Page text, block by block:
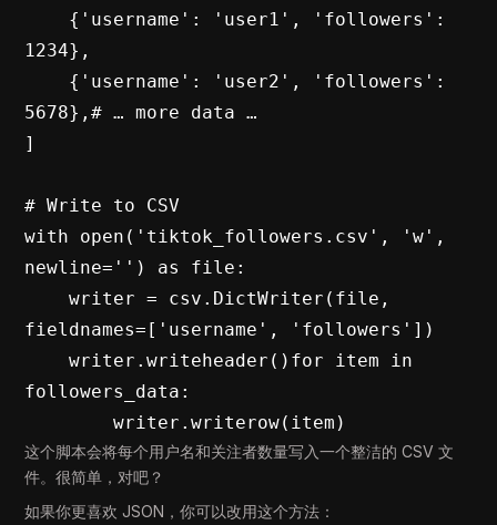
1234},
5678},# … more data …
]
# Write to CSV
with open('tiktok_followers.csv', 'w',
newline='') as file:
    writer = csv.DictWriter(file,
fieldnames=['username', 'followers'])
    writer.writeheader()for item in
followers_data:
        writer.writerow(item)
这个脚本会将每个用户名和关注者数量写入一个整洁的 CSV 文
件。很简单，对吧？
如果你更喜欢 JSON，你可以改用这个方法：